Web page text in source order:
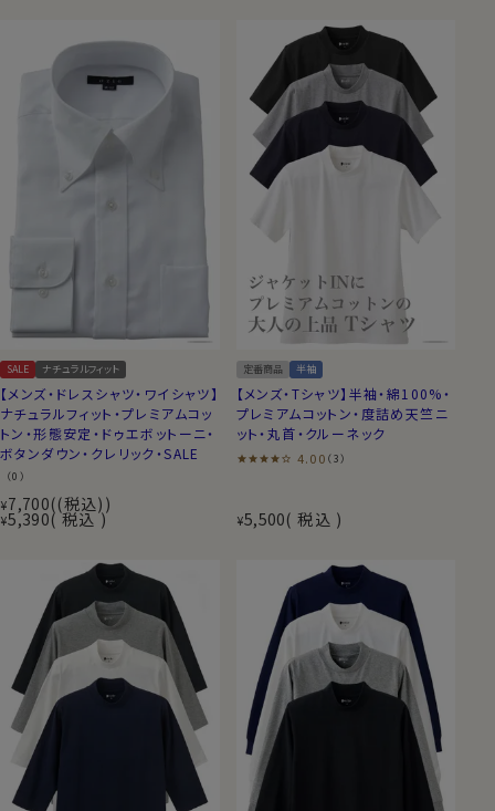
SALE ナチュラルフィット
【メンズ・ドレスシャツ・ワイシャツ】
ナチュラルフィット・プレミアムコッ
トン・形態安定・ドゥエボットーニ・
ボタンダウン・クレリック・SALE
（0）
¥7,700 (税込)
¥5,390 税込
定番商品 半袖
【メンズ・Tシャツ】半袖・綿100%・
プレミアムコットン・度詰め天竺ニ
ット・丸首・クルーネック
4.00 （3）
¥5,500 税込